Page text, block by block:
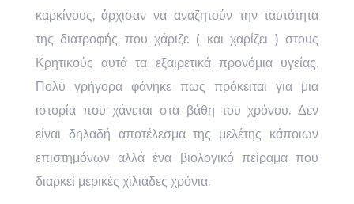
καρκίνους, άρχισαν να αναζητούν την ταυτότητα
της διατροφής που χάριζε ( και χαρίζει ) στους
Κρητικούς αυτά τα εξαιρετικά προνόμια υγείας.
Πολύ γρήγορα φάνηκε πως πρόκειται για μια
ιστορία που χάνεται στα βάθη του χρόνου. Δεν
είναι δηλαδή αποτέλεσμα της μελέτης κάποιων
επιστημόνων αλλά ένα βιολογικό πείραμα που
διαρκεί μερικές χιλιάδες χρόνια.